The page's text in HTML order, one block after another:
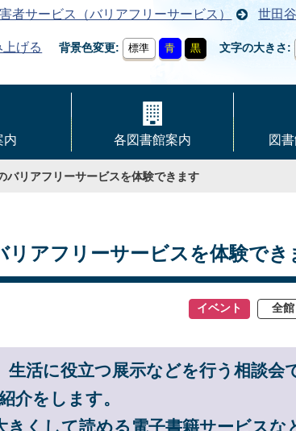
者サービス（バリアフリーサービス） 世田
上げる 背景色変更 標準 青 黒 文字の大きさ
内 各図書館案内 図
バリアフリーサービスを体験できます
リアフリーサービスを体験でき
イベント 全館
活に役立つ展示などを行う相談会
介をします。
くして読める電子書籍サービスな